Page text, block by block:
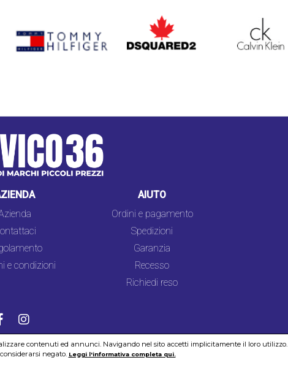
DSQUARED2 CALVIN KLEIN
e condizioni
AIUTO
Ordini e pagamento
Spedizioni
Garanzia
Recesso
Richiedi reso
PRIVACY
contenuti ed annunci. Navigando nel sito accetti implicitamente il loro utilizzo.
negato. Leggi l'informativa completa qui.